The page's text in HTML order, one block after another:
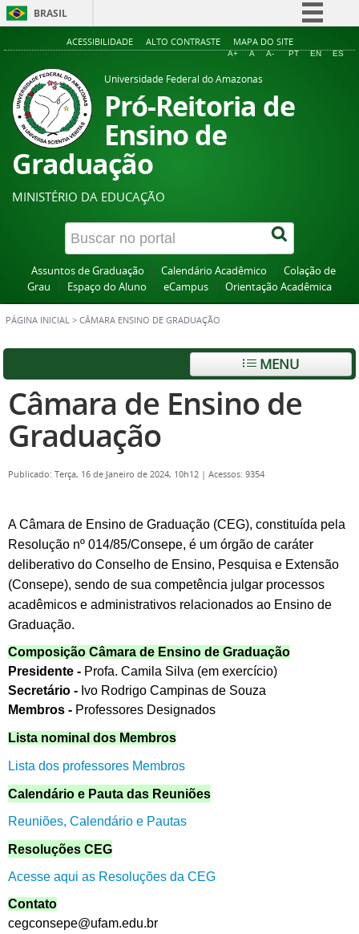
BRASIL
Simplifique!
Acesso à informação
ACESSIBILIDADE ALTO CONTRASTE MAPA DO SITE
A+ A A- PT EN ES
Universidade Federal do Amazonas
Pró-Reitoria de
Ensino de
Graduação
MINISTÉRIO DA EDUCAÇÃO
Assuntos de Graduação Calendário Acadêmico
Colação de
Grau
Espaço do Aluno eCampus Orientação Acadêmica
PÁGINA INICIAL > CÂMARA ENSINO DE GRADUAÇÃO
MENU
Câmara de Ensino de
Graduação
Publicado: Terça, 16 de Janeiro de 2024, 10h12 | Acessos: 9354
A Câmara de Ensino de Graduação (CEG), constituída pela
Resolução nº 014/85/Consepe, é um órgão de caráter
deliberativo do Conselho de Ensino, Pesquisa e Extensão
(Consepe), sendo de sua competência julgar processos
acadêmicos e administrativos relacionados ao Ensino de
Graduação.
Composição Câmara de Ensino de Graduação
Presidente - Profa. Camila Silva (em exercício)
Secretário - Ivo Rodrigo Campinas de Souza
Membros - Professores Designados
Lista nominal dos Membros
Lista dos professores Membros
Calendário e Pauta das Reuniões
Reuniões, Calendário e Pautas
Resoluções CEG
Acesse aqui as Resoluções da CEG
Contato
cegconsepe@ufam.edu.br